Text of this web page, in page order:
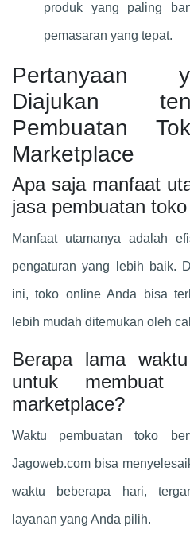
produk yang paling
pemasaran yang tepat.
Pertanyaan
Diajukan
Pembuatan
Marketplace
Apa saja manfaat
jasa pembuatan
Manfaat utamanya adalah
pengaturan yang lebih baik.
ini, toko online Anda bisa
lebih mudah ditemukan oleh
Berapa lama
untuk
marketplace?
Waktu pembuatan toko
Jagoweb.com bisa
waktu beberapa hari,
layanan yang Anda pilih.